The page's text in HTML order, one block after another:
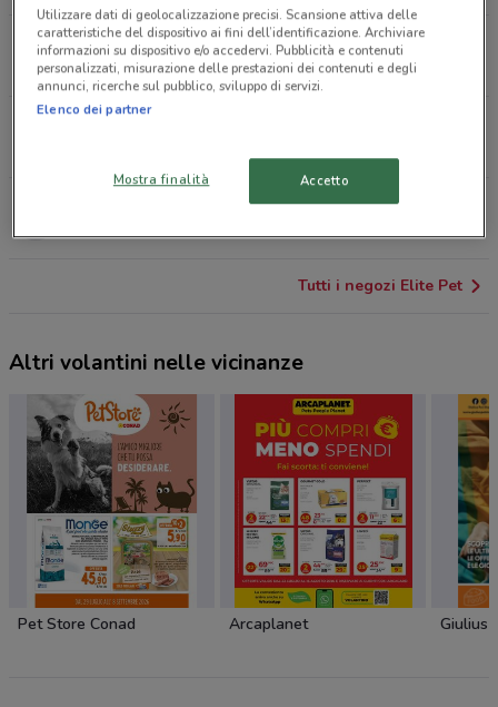
Via di Priscilla, 92 Roma
4.7 km
Via Appia, 482/486 Roma
Via dei Corazzieri, 54/60 Roma
12.4 km
Tutti i negozi Elite Pet
Altri volantini nelle vicinanze
Pet Store Conad Arcaplanet Giulius
Utilizzare dati di geolocalizzazione precisi. Scansione attiva delle
caratteristiche del dispositivo ai fini dell’identificazione. Archiviare
informazioni su dispositivo e/o accedervi. Pubblicità e contenuti
personalizzati, misurazione delle prestazioni dei contenuti e degli
annunci, ricerche sul pubblico, sviluppo di servizi.
Elenco dei partner
Mostra finalità Accetto